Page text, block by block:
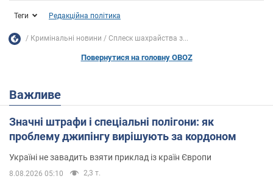
Теги Редакційна політика
Кримінальні новини Сплеск шахрайства з...
Повернутися на головну OBOZ
Важливе
Значні штрафи і спеціальні полігони: як
проблему джипінгу вирішують за кордоном
Україні не завадить взяти приклад із країн Європи
8.08.2026 05:10 2,3 т.